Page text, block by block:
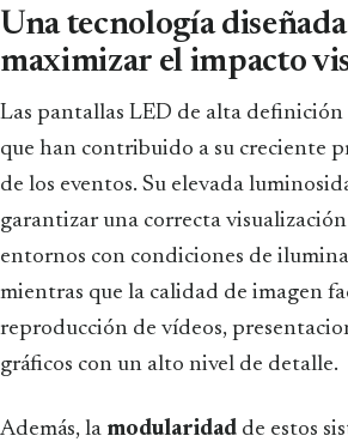
Una tecnología
maximizar el impacto
Las pantallas LED de alta definición
que han contribuido a su creciente
de los eventos. Su elevada
garantizar una correcta
entornos con condiciones de
mientras que la calidad de imagen
reproducción de vídeos,
gráficos con un alto nivel de detalle.
Además, la modularidad de estos